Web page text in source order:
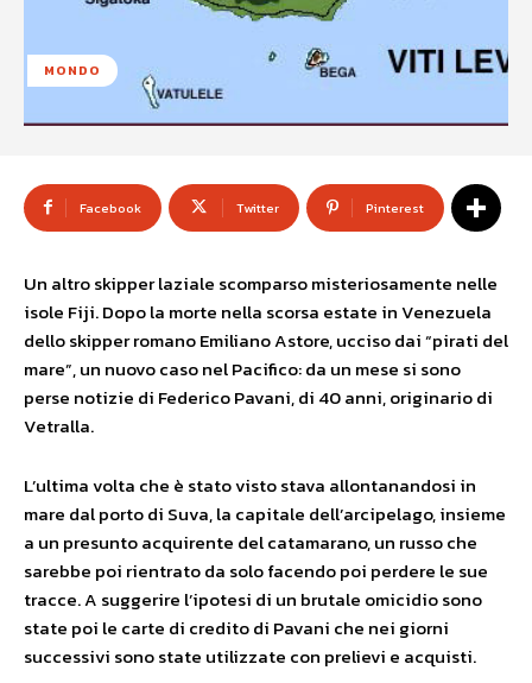
MONDO
Facebook Twitter Pinterest
Un altro skipper laziale scomparso misteriosamente nelle
isole Fiji. Dopo la morte nella scorsa estate in Venezuela
dello skipper romano Emiliano Astore, ucciso dai “pirati del
mare”, un nuovo caso nel Pacifico: da un mese si sono
perse notizie di Federico Pavani, di 40 anni, originario di
Vetralla.
L’ultima volta che è stato visto stava allontanandosi in
mare dal porto di Suva, la capitale dell’arcipelago, insieme
a un presunto acquirente del catamarano, un russo che
sarebbe poi rientrato da solo facendo poi perdere le sue
tracce. A suggerire l’ipotesi di un brutale omicidio sono
state poi le carte di credito di Pavani che nei giorni
successivi sono state utilizzate con prelievi e acquisti.